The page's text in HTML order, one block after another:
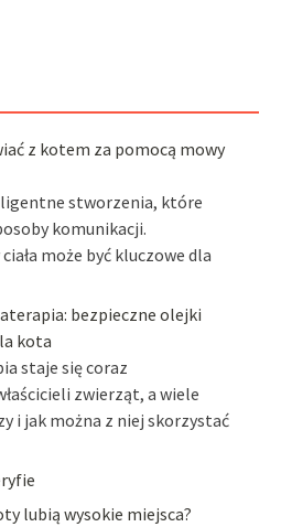
z kotem za pomocą mowy
stworzenia, które
komunikacji.
może być kluczowe dla
bezpieczne olejki
kota
staje się coraz
zwierząt, a wiele
i jak można z niej skorzystać
lubią wysokie miejsca?